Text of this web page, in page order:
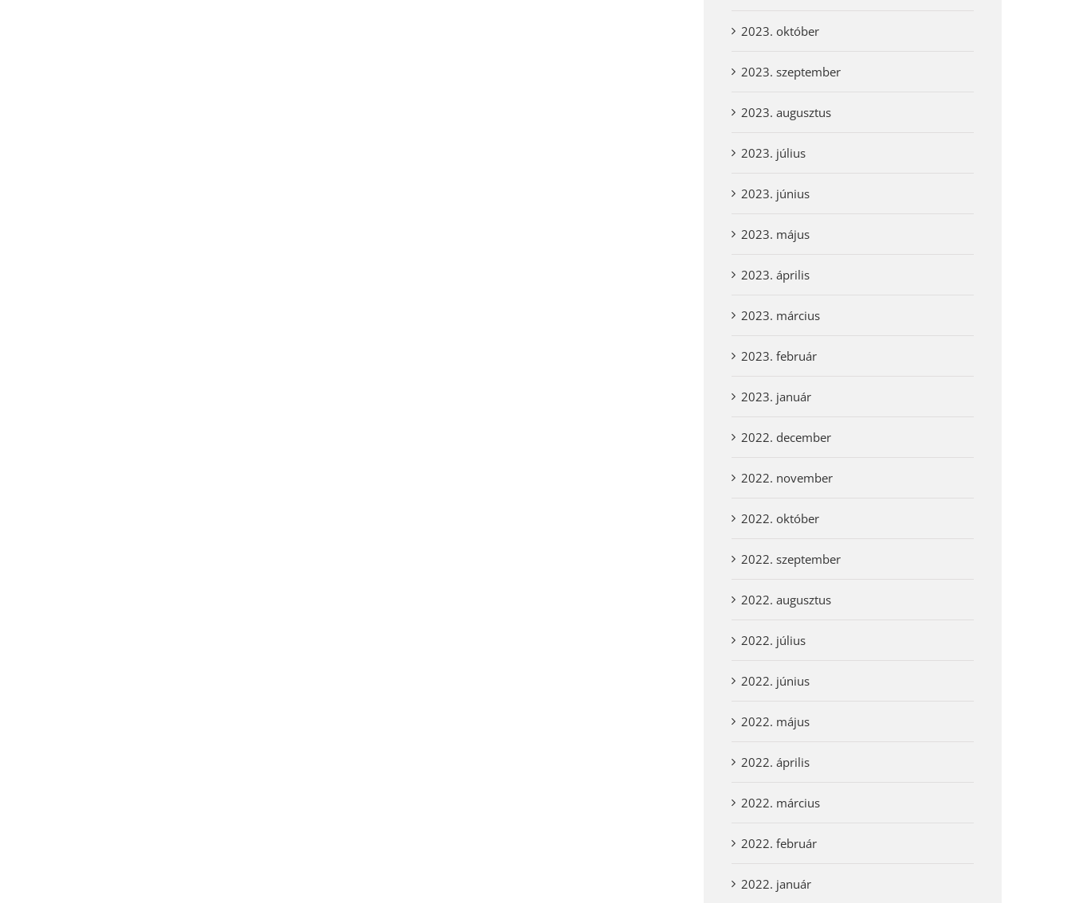
2023. október
2023. szeptember
2023. augusztus
2023. július
2023. június
2023. május
2023. április
2023. március
2023. február
2023. január
2022. december
2022. november
2022. október
2022. szeptember
2022. augusztus
2022. július
2022. június
2022. május
2022. április
2022. március
2022. február
2022. január